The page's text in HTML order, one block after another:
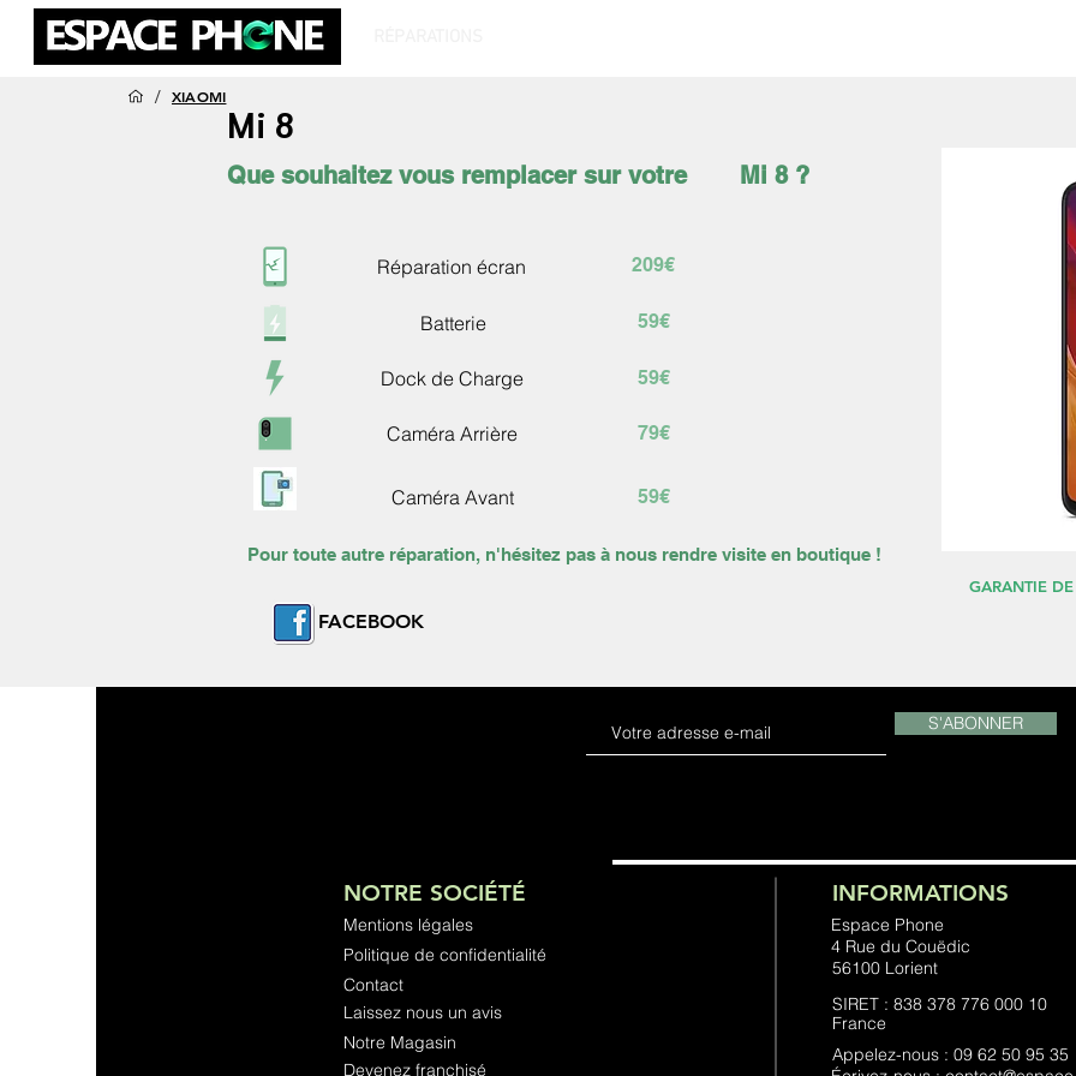
Mi 8
Que souhaitez vous remplacer sur votre Mi 8 ?
Réparation écran
Batterie
Dock de Charge
Caméra Arrière
Caméra Avant
209€
59€
59€
79€
59€
Pour toute autre réparation, n'hésitez pas à nous rendre visite en boutique !
FACEBOOK
GARANTIE
/ XIAOMI
S'ABONNER
NOTRE SOCIÉTÉ INFORMATIONS
Mentions légales
Politique de confidentialité
Contact
Laissez nous un avis
Notre Magasin
Devenez franchisé
Espace Phone
4 Rue du Couëdic
56100 Lorient
SIRET : 838 378 776 000 10
France
Appelez-nous : 09 62 50 95 35